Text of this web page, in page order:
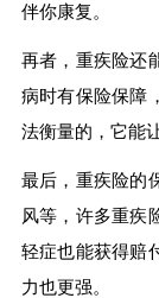
伴你康复。
再者，重疾险还
病时有保险保障
法衡量的，它能
最后，重疾险的
风等，许多重疾
轻症也能获得赔
力也更强。